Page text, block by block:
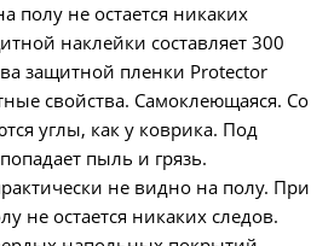
полу не остается никаких
наклейки составляет 300
защитной пленки Protector
свойства. Самоклеющаяся. Со
углы, как у коврика. Под
пыль и грязь.
не видно на полу. При
не остается никаких следов.